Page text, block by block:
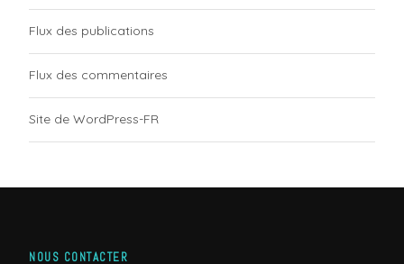
Flux des publications
Flux des commentaires
Site de WordPress-FR
NOUS CONTACTER